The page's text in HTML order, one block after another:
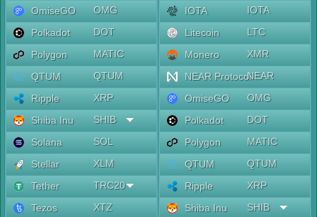
OmiseGO
OMG
Polkadot
DOT
Polygon
MATIC
QTUM
QTUM
Ripple
XRP
Shiba Inu
SHIB
Solana
SOL
Stellar
XLM
Tether
TRC20
Tezos
XTZ
IOTA
IOTA
Litecoin
LTC
Monero
XMR
NEAR ProtocolNEAR
OmiseGO
OMG
Polkadot
DOT
Polygon
MATIC
QTUM
QTUM
Ripple
XRP
Shiba Inu
SHIB